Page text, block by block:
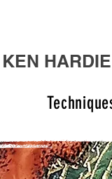
KEN HARDIE